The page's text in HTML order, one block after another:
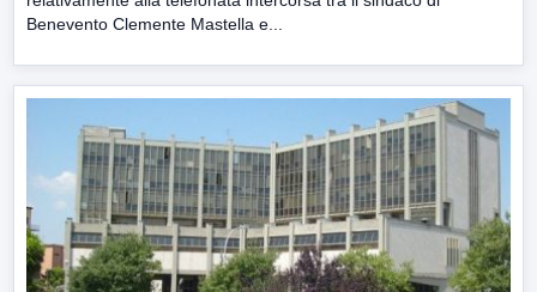
Benevento Clemente Mastella e...